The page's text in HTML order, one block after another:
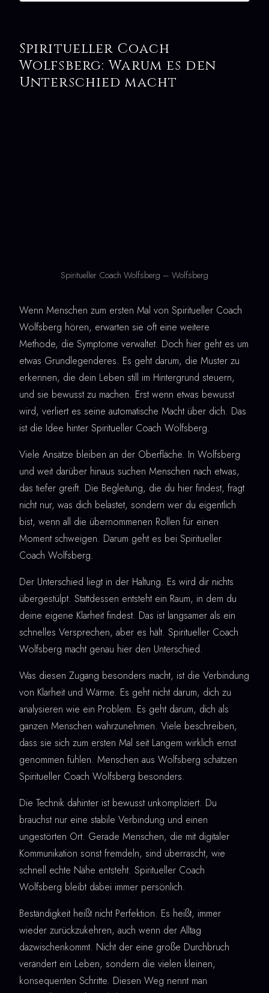
Spiritueller Coach
Wolfsberg: Warum es den
Unterschied macht
Spiritueller Coach Wolfsberg – Wolfsberg
Wenn Menschen zum ersten Mal von Spiritueller Coach
Wolfsberg hören, erwarten sie oft eine weitere
Methode, die Symptome verwaltet. Doch hier geht es um
etwas Grundlegenderes. Es geht darum, die Muster zu
erkennen, die dein Leben still im Hintergrund steuern,
und sie bewusst zu machen. Erst wenn etwas bewusst
wird, verliert es seine automatische Macht über dich. Das
ist die Idee hinter Spiritueller Coach Wolfsberg.
Viele Ansätze bleiben an der Oberfläche. In Wolfsberg
und weit darüber hinaus suchen Menschen nach etwas,
das tiefer greift. Die Begleitung, die du hier findest, fragt
nicht nur, was dich belastet, sondern wer du eigentlich
bist, wenn all die übernommenen Rollen für einen
Moment schweigen. Darum geht es bei Spiritueller
Coach Wolfsberg.
Der Unterschied liegt in der Haltung. Es wird dir nichts
übergestülpt. Stattdessen entsteht ein Raum, in dem du
deine eigene Klarheit findest. Das ist langsamer als ein
schnelles Versprechen, aber es hält. Spiritueller Coach
Wolfsberg macht genau hier den Unterschied.
Was diesen Zugang besonders macht, ist die Verbindung
von Klarheit und Wärme. Es geht nicht darum, dich zu
analysieren wie ein Problem. Es geht darum, dich als
ganzen Menschen wahrzunehmen. Viele beschreiben,
dass sie sich zum ersten Mal seit Langem wirklich ernst
genommen fühlen. Menschen aus Wolfsberg schätzen
Spiritueller Coach Wolfsberg besonders.
Die Technik dahinter ist bewusst unkompliziert. Du
brauchst nur eine stabile Verbindung und einen
ungestörten Ort. Gerade Menschen, die mit digitaler
Kommunikation sonst fremdeln, sind überrascht, wie
schnell echte Nähe entsteht. Spiritueller Coach
Wolfsberg bleibt dabei immer persönlich.
Beständigkeit heißt nicht Perfektion. Es heißt, immer
wieder zurückzukehren, auch wenn der Alltag
dazwischenkommt. Nicht der eine große Durchbruch
verändert ein Leben, sondern die vielen kleinen,
konsequenten Schritte. Diesen Weg nennt man